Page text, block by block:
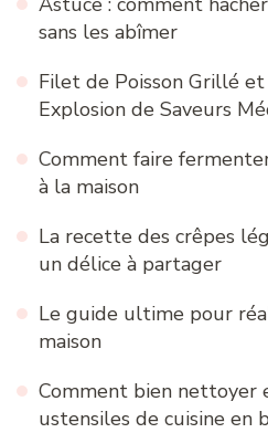
sans les abîmer
Filet de Poisson Grillé
Explosion de Saveurs
Comment faire
à la maison
La recette des crêpes
un délice à partager
Le guide ultime pour
maison
Comment bien nettoyer
ustensiles de cuisine en